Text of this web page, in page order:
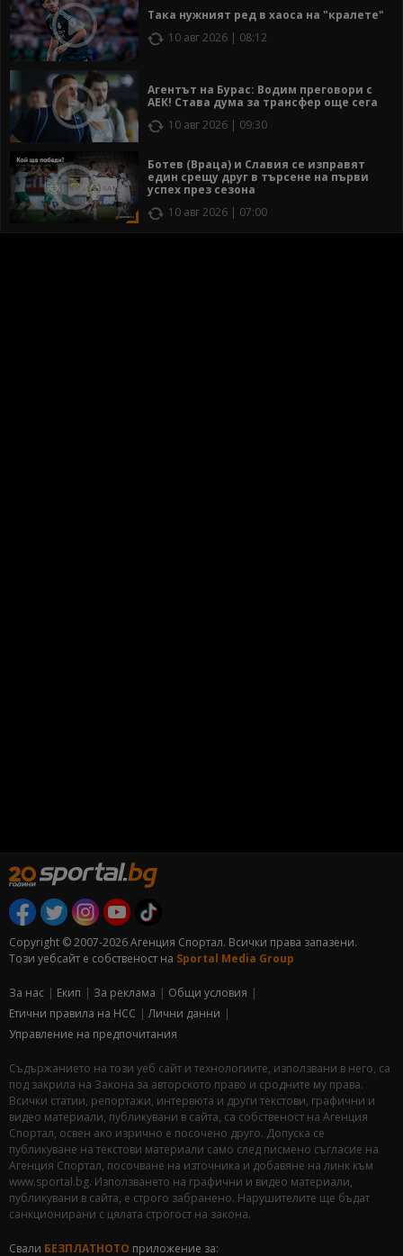
Така нужният ред в хаоса на "кралете"
10 авг 2026 | 08:12
Агентът на Бурас: Водим преговори с
АЕК! Става дума за трансфер още сега
10 авг 2026 | 09:30
Ботев (Враца) и Славия се изправят
един срещу друг в търсене на първи
успех през сезона
10 авг 2026 | 07:00
Copyright © 2007-2026 Агенция Спортал. Всички права запазени.
Този уебсайт е собственост на Sportal Media Group
За нас Екип За рекламa
Общи условия
Етични правила на НСС
Лични данни
Управление на предпочитания
Съдържанието на този уеб сайт и технологиите, използвани в него, са
под закрила на Закона за авторското право и сродните му права.
Всички статии, репортажи, интервюта и други текстови, графични и
видео материали, публикувани в сайта, са собственост на Агенция
Спортал, освен ако изрично е посочено друго. Допуска се
публикуване на текстови материали само след писмено съгласие на
Агенция Спортал, посочване на източника и добавяне на линк към
www.sportal.bg. Използването на графични и видео материали,
публикувани в сайта, е строго забранено. Нарушителите ще бъдат
санкционирани с цялата строгост на закона.
Свали БЕЗПЛАТНОТО приложение за: